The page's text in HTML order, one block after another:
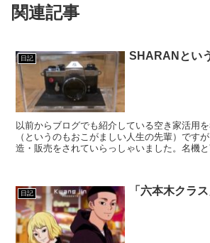
関連記事
日記 SHARANとい
以前からブログでも紹介している空き家活用
（というのもおこがましい人生の先輩）です
造・販売をされていらっしゃいました。名機
日記 「六本木クラ